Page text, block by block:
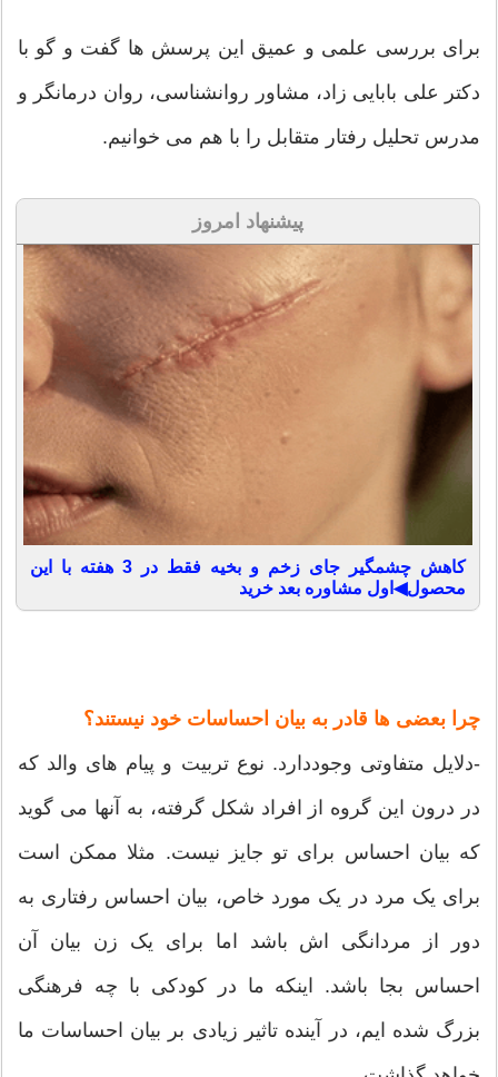
برای بررسی علمی و عمیق این پرسش ها گفت و گو با
دکتر علی بابایی زاد، مشاور روانشناسی، روان درمانگر و
مدرس تحلیل رفتار متقابل را با هم می خوانیم.
پیشنهاد امروز
کاهش چشمگیر جای زخم و بخیه فقط در 3 هفته با این
محصول◀اول مشاوره بعد خرید
چرا بعضی ها قادر به بیان احساسات خود نیستند؟
-دلایل متفاوتی وجوددارد. نوع تربیت و پیام های والد که
در درون این گروه از افراد شکل گرفته، به آنها می گوید
که بیان احساس برای تو جایز نیست. مثلا ممکن است
برای یک مرد در یک مورد خاص، بیان احساس رفتاری به
دور از مردانگی اش باشد اما برای یک زن بیان آن
احساس بجا باشد. اینکه ما در کودکی با چه فرهنگی
بزرگ شده ایم، در آینده تاثیر زیادی بر بیان احساسات ما